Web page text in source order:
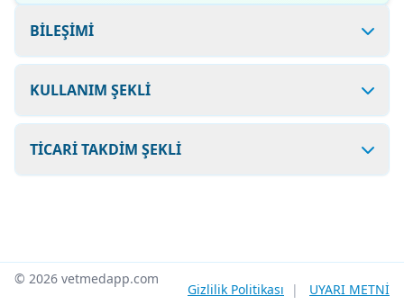
BİLEŞİMİ
KULLANIM ŞEKLİ
TİCARİ TAKDİM ŞEKLİ
© 2026 vetmedapp.com
Gizlilik Politikası | UYARI METNİ